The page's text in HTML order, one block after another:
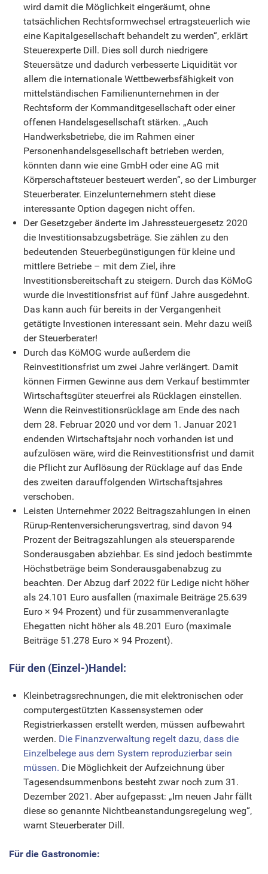
wird damit die Möglichkeit eingeräumt, ohne
tatsächlichen Rechtsformwechsel ertragsteuerlich wie
eine Kapitalgesellschaft behandelt zu werden“, erklärt
Steuerexperte Dill. Dies soll durch niedrigere
Steuersätze und dadurch verbesserte Liquidität vor
allem die internationale Wettbewerbsfähigkeit von
mittelständischen Familienunternehmen in der
Rechtsform der Kommanditgesellschaft oder einer
offenen Handelsgesellschaft stärken. „Auch
Handwerksbetriebe, die im Rahmen einer
Personenhandelsgesellschaft betrieben werden,
könnten dann wie eine GmbH oder eine AG mit
Körperschaftsteuer besteuert werden“, so der Limburger
Steuerberater. Einzelunternehmern steht diese
interessante Option dagegen nicht offen.
Der Gesetzgeber änderte im Jahressteuergesetz 2020
die Investitionsabzugsbeträge. Sie zählen zu den
bedeutenden Steuerbegünstigungen für kleine und
mittlere Betriebe – mit dem Ziel, ihre
Investitionsbereitschaft zu steigern. Durch das KöMoG
wurde die Investitionsfrist auf fünf Jahre ausgedehnt.
Das kann auch für bereits in der Vergangenheit
getätigte Investionen interessant sein. Mehr dazu weiß
der Steuerberater!
Durch das KöMOG wurde außerdem die
Reinvestitionsfrist um zwei Jahre verlängert. Damit
können Firmen Gewinne aus dem Verkauf bestimmter
Wirtschaftsgüter steuerfrei als Rücklagen einstellen.
Wenn die Reinvestitionsrücklage am Ende des nach
dem 28. Februar 2020 und vor dem 1. Januar 2021
endenden Wirtschaftsjahr noch vorhanden ist und
aufzulösen wäre, wird die Reinvestitionsfrist und damit
die Pflicht zur Auflösung der Rücklage auf das Ende
des zweiten darauffolgenden Wirtschaftsjahres
verschoben.
Leisten Unternehmer 2022 Beitragszahlungen in einen
Rürup-Rentenversicherungsvertrag, sind davon 94
Prozent der Beitragszahlungen als steuersparende
Sonderausgaben abziehbar. Es sind jedoch bestimmte
Höchstbeträge beim Sonderausgabenabzug zu
beachten. Der Abzug darf 2022 für Ledige nicht höher
als 24.101 Euro ausfallen (maximale Beiträge 25.639
Euro × 94 Prozent) und für zusammenveranlagte
Ehegatten nicht höher als 48.201 Euro (maximale
Beiträge 51.278 Euro × 94 Prozent).
Für den (Einzel-)Handel:
Kleinbetragsrechnungen, die mit elektronischen oder
computergestützten Kassensystemen oder
Registrierkassen erstellt werden, müssen aufbewahrt
werden. Die Finanzverwaltung regelt dazu, dass die
Einzelbelege aus dem System reproduzierbar sein
müssen. Die Möglichkeit der Aufzeichnung über
Tagesendsummenbons besteht zwar noch zum 31.
Dezember 2021. Aber aufgepasst: „Im neuen Jahr fällt
diese so genannte Nichtbeanstandungsregelung weg“,
warnt Steuerberater Dill.
Für die Gastronomie: